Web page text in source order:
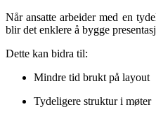
Når ansatte arbeider med en
blir det enklere å bygge
Dette kan bidra til:
Mindre tid brukt på layout
Tydeligere struktur i møter